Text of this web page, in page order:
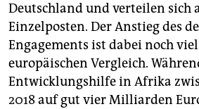
Deutschland und verteilen sich
Einzelposten. Der Anstieg des
Engagements ist dabei noch
europäischen Vergleich.
Entwicklungshilfe in Afrika
2018 auf gut vier Milliarden